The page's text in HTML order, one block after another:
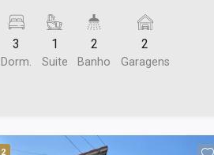
uma suíte com closet e
para instalação ar
- Conceito aberto de
e lavabo na área gourmet; -
3
Dorm.
1
Suite
2
Banho
2
Garagens